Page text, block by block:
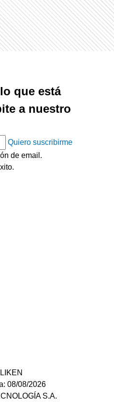
que está
a nuestro
Quiero suscribirme
de email.
08/08/2026
S.A.